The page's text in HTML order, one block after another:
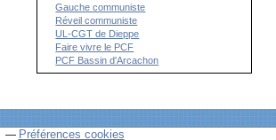
Gauche communiste
Réveil communiste
UL-CGT de Dieppe
Faire vivre le PCF
PCF Bassin d'Arcachon
Préférences cookies